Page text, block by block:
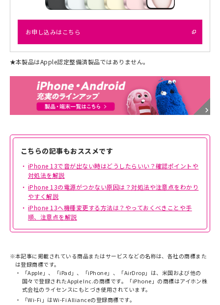
お申し込みはこちら
★本製品はApple認定整備済製品ではありません。
こちらの記事もおススメです
iPhone 13で音が出ない時はどうしたらいい？確認ポイントや
対処法を解説
iPhone 13の電源がつかない原因は？対処法や注意点をわかり
やすく解説
iPhone 13へ機種変更する方法は？やっておくべきことや手
順、注意点を解説
※本記事に掲載されている商品またはサービスなどの名称は、各社の商標また
は登録商標です。
「Apple」、「iPad」、「iPhone」、「AirDrop」は、米国および他の
国々で登録されたApple Inc.の商標です。「iPhone」の商標はアイホン株
式会社のライセンスにもとづき使用されています。
「Wi-Fi」はWi-Fi Allianceの登録商標です。